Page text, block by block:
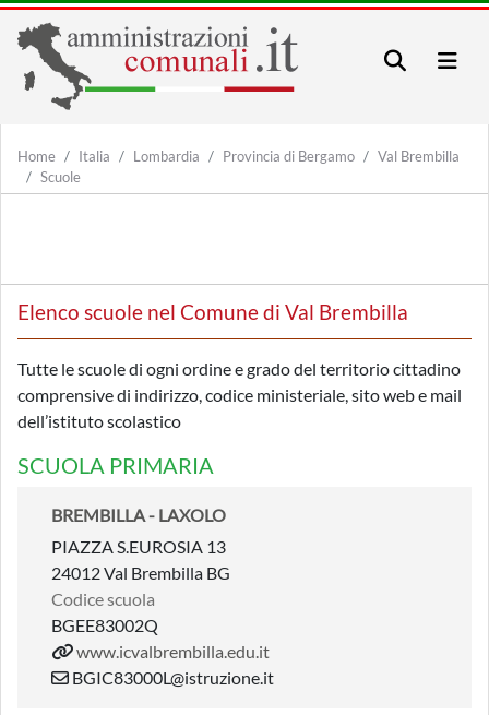
Home Italia Lombardia Provincia di Bergamo
Val Brembilla
Scuole
Elenco scuole nel Comune di Val Brembilla
Tutte le scuole di ogni ordine e grado del territorio cittadino
comprensive di indirizzo, codice ministeriale, sito web e mail
dell’istituto scolastico
SCUOLA PRIMARIA
BREMBILLA - LAXOLO
PIAZZA S.EUROSIA 13
24012 Val Brembilla BG
Codice scuola
BGEE83002Q
www.icvalbrembilla.edu.it
BGIC83000L@istruzione.it